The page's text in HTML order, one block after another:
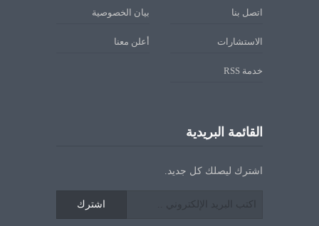
اتصل بنا بيان الخصوصية
الاستشارات أعلن معنا
خدمة RSS
القائمة البريدية
اشترك ليصلك كل جديد.
اشترك